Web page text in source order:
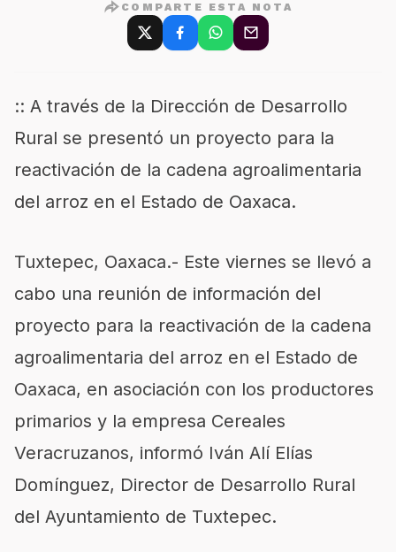
COMPARTE ESTA NOTA
:: A través de la Dirección de Desarrollo
Rural se presentó un proyecto para la
reactivación de la cadena agroalimentaria
del arroz en el Estado de Oaxaca.
Tuxtepec, Oaxaca.- Este viernes se llevó a
cabo una reunión de información del
proyecto para la reactivación de la cadena
agroalimentaria del arroz en el Estado de
Oaxaca, en asociación con los productores
primarios y la empresa Cereales
Veracruzanos, informó Iván Alí Elías
Domínguez, Director de Desarrollo Rural
del Ayuntamiento de Tuxtepec.